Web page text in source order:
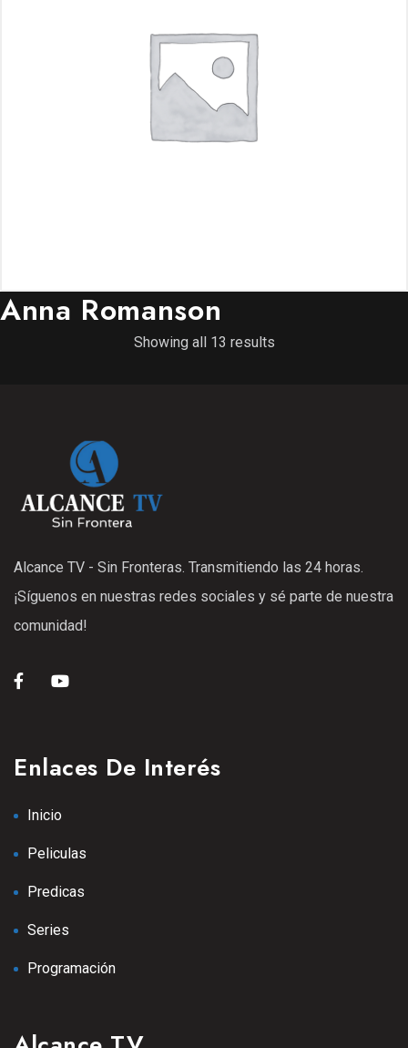
Anna Romanson
Showing all 13 results
Alcance TV - Sin Fronteras. Transmitiendo las 24 horas.
¡Síguenos en nuestras redes sociales y sé parte de nuestra
comunidad!
Enlaces De Interés
Inicio
Peliculas
Predicas
Series
Programación